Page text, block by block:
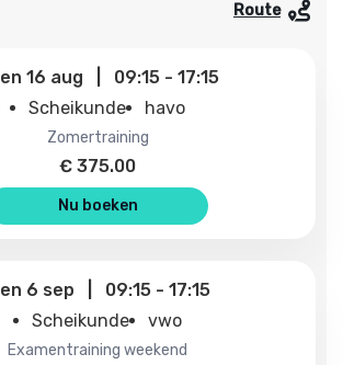
Route
en 16 aug 09:15- 17:15
Scheikunde
havo
zomertraining
€ 375.00
Nu boeken
en 6 sep 09:15 - 17:15
Scheikunde
vwo
examentraining weekend